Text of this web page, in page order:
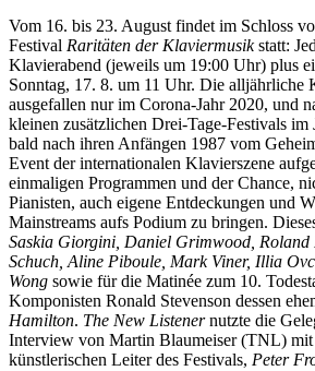
Vom 16. bis 23. August findet im Schloss
Festival Raritäten der Klaviermusikstatt:
Klavierabend (jeweils um 19:00 Uhr) plus
Sonntag, 17. 8. um 11 Uhr. Die alljährliche
ausgefallen nur im Corona-Jahr 2020, und
kleinen zusätzlichen Drei-Tage-Festivals im
bald nach ihren Anfängen 1987 vom
Event der internationalen Klavierszene
einmaligen Programmen und der Chance,
Pianisten, auch eigene Entdeckungen und
Mainstreams aufs Podium zu bringen.
Saskia Giorgini, Daniel Grimwood,
Schuch, Aline Piboule, Mark Viner, Illia
Wong sowie für die Matinée zum 10.
Komponisten Ronald Stevenson dessen
Hamilton. The New Listenernutzte die
Interview von Martin Blaumeiser (TNL) mit
künstlerischen Leiter des Festivals, Peter